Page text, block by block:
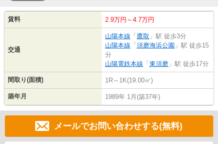
賃料 2.9万円～4.7万円
交通
山陽本線 「鷹取 」駅 徒歩3分
山陽本線 「須磨海浜公園 」駅 徒歩15
分
山陽電鉄本線 「東須磨 」駅 徒歩17分
間取り(面積) 1R～1K(19.00㎡)
築年月 1989年 1月(築37年)
メールでお問い合わせする(無料)